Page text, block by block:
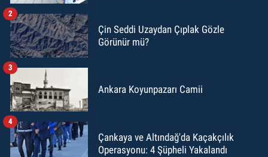
Çin Seddi Uzaydan Çıplak Gözle
Görünür mü?
2
Ankara Koyunpazarı Camii
3
Çankaya ve Altındağ'da Kaçakçılık
Operasyonu: 4 Şüpheli Yakalandı
4